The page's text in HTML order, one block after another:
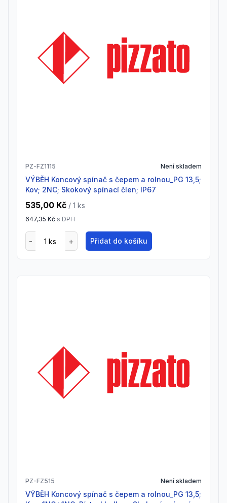
PZ-FZ1115 Není skladem
VÝBĚH Koncový spínač s čepem a rolnou_PG 13,5;
Kov; 2NC; Skokový spínací člen; IP67
535,00 Kč / 1 ks
647,35 Kč s DPH
Přidat do košíku
PZ-FZ515 Není skladem
VÝBĚH Koncový spínač s čepem a rolnou_PG 13,5;